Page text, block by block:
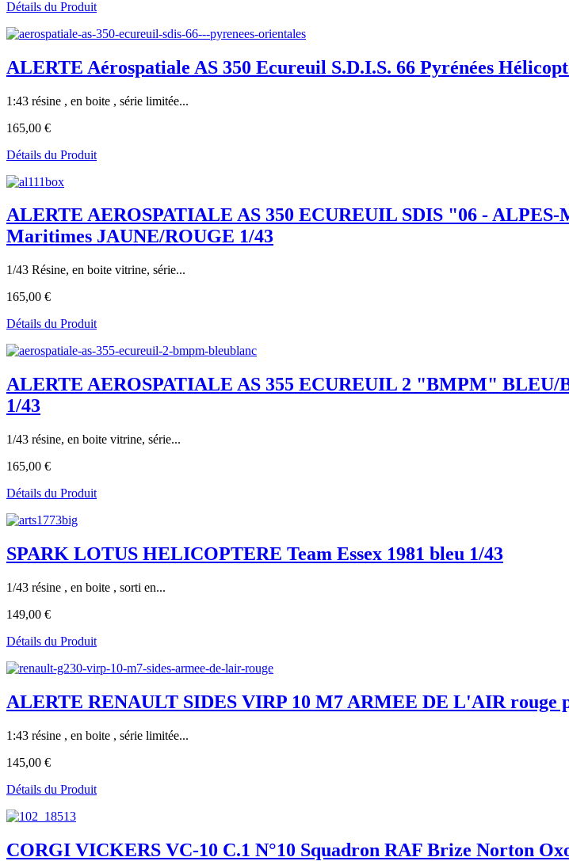
Détails du Produit
ALERTE Aérospatiale AS 350 Ecureuil S.D.I.S. 66 Pyrénées
1:43 résine , en boite , série limitée...
165,00 €
Détails du Produit
ALERTE AEROSPATIALE AS 350 ECUREUIL SDIS "06 -
Maritimes JAUNE/ROUGE 1/43
1/43 Résine, en boite vitrine, série...
165,00 €
Détails du Produit
ALERTE AEROSPATIALE AS 355 ECUREUIL 2 "BMPM"
1/43
1/43 résine, en boite vitrine, série...
165,00 €
Détails du Produit
SPARK LOTUS HELICOPTERE Team Essex 1981 bleu 1/43
1/43 résine , en boite , sorti en...
149,00 €
Détails du Produit
ALERTE RENAULT SIDES VIRP 10 M7 ARMEE DE L'AIR rouge
1:43 résine , en boite , série limitée...
145,00 €
Détails du Produit
CORGI VICKERS VC-10 C.1 N°10 Squadron RAF Brize Norton